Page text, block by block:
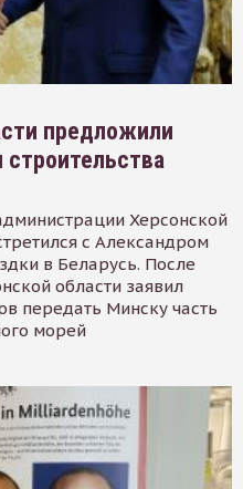
предложили
Херсонской
с Александром
в Беларусь. После
области заявил
передать Минску часть
морей